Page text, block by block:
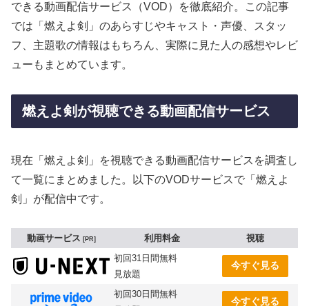
できる動画配信サービス（VOD）を徹底紹介。この記事
では「燃えよ剣」のあらすじやキャスト・声優、スタッ
フ、主題歌の情報はもちろん、実際に見た人の感想やレビ
ューもまとめています。
燃えよ剣が視聴できる動画配信サービス
現在「燃えよ剣」を視聴できる動画配信サービスを調査し
て一覧にまとめました。以下のVODサービスで「燃えよ
剣」が配信中です。
動画サービス PR 利用料金
視聴
初回31日間無料
見放題
今すぐ見る
初回30日間無料
今すぐ見る